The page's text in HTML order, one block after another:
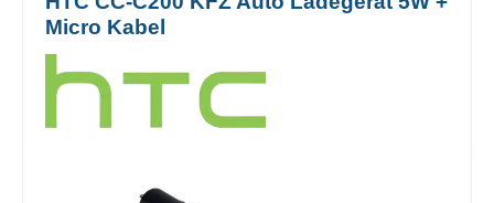
Micro Kabel